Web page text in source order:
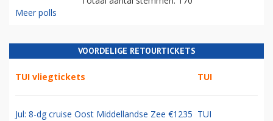
Meer polls
VOORDELIGE RETOURTICKETS
TUI vliegtickets TUI
Jul: 8-dg cruise Oost Middellandse Zee €1235 TUI